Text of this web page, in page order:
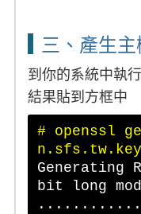
三、產生
到你的系統中執
結果貼到方框中
# openssl
n.sfs.tw.key
Generating
bit long